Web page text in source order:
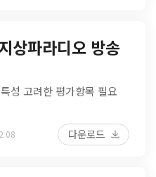
파라디오 방송
성 고려한 평가항목 필요
08 다운로드